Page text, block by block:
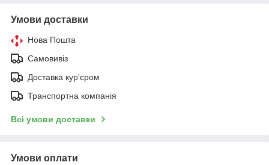
Умови доставки
Нова Пошта
Самовивіз
Доставка кур'єром
Транспортна компанія
Всі умови доставки
Умови оплати